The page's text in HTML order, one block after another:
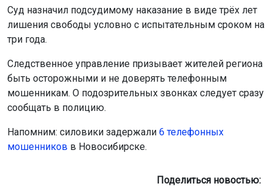
Суд назначил подсудимому наказание в виде трёх лет
лишения свободы условно с испытательным сроком на
три года.
Следственное управление призывает жителей региона
быть осторожными и не доверять телефонным
мошенникам. О подозрительных звонках следует сразу
сообщать в полицию.
Напомним: силовики задержали 6 телефонных
мошенников в Новосибирске.
Поделиться новостью: